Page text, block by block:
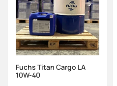
Fuchs Titan Cargo LA
10W-40